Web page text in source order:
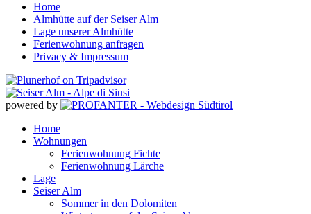
Home
Almhütte auf der Seiser Alm
Lage unserer Almhütte
Ferienwohnung anfragen
Privacy & Impressum
powered by
Home
Wohnungen
Ferienwohnung Fichte
Ferienwohnung Lärche
Lage
Seiser Alm
Sommer in den Dolomiten